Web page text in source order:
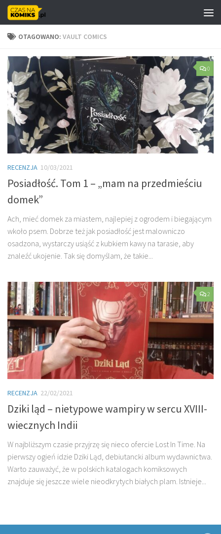
Skip to content
OTAGOWANO: VAULT COMICS
0
RECENZJA 10/03/2021
Posiadłość. Tom 1 – „mam na przedmieściu
domek”
Ach, mieć domek za miastem, najlepiej z ogrodem i biegającym
wkoło psem. Dobrze też jak posiadłość jest malowniczo
osadzona, wystarczy usiąść z kubkiem kawy na tarasie, aby
znaleźć ukojenie. Tak się domyślam, że takie...
2
RECENZJA 22/02/2021
Dziki ląd – nietypowe wampiry w sercu XVIII-
wiecznych Indii
W najbliższym czasie przyjrzę się nieco ofercie Lost In Time. Na
pierwszy ogień idzie Dziki Ląd, debiutancki album wydawnictwa.
Warto zauważyć, że w polskich katalogach komiksowych
znajduje się jeszcze wiele nieodkrytych białych plam. Istnieje...